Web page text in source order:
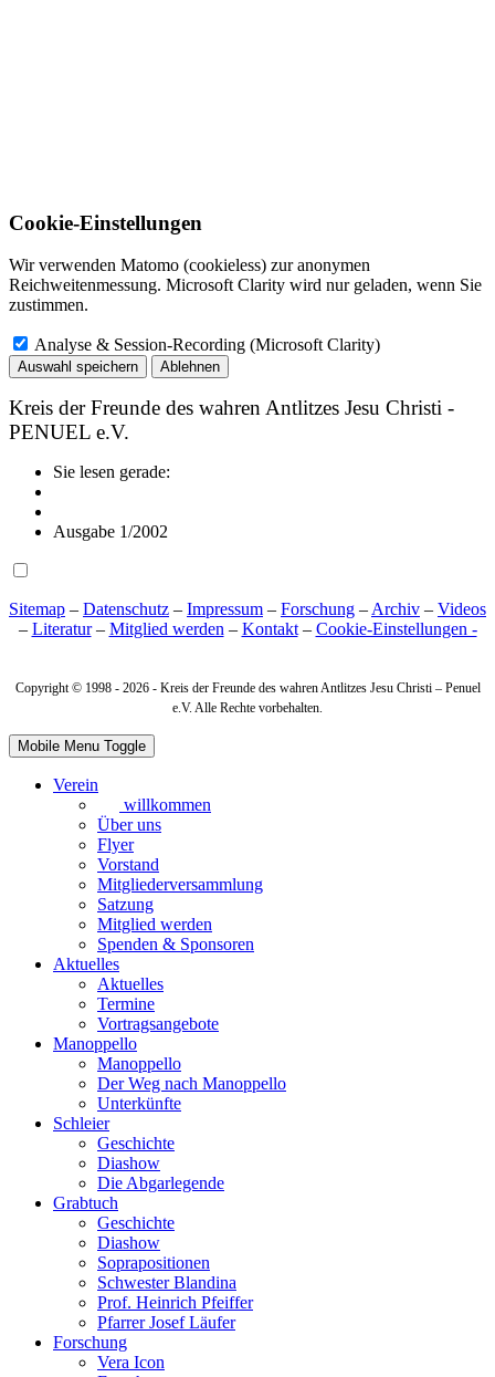
Cookie-Einstellungen
Wir verwenden Matomo (cookieless) zur anonymen
Reichweitenmessung. Microsoft Clarity wird nur geladen, wenn Sie
zustimmen.
Analyse & Session-Recording (Microsoft Clarity)
Auswahl speichern Ablehnen
Kreis der Freunde des wahren Antlitzes Jesu Christi -
PENUEL e.V.
Sie lesen gerade:
Ausgabe 1/2002
Sitemap – Datenschutz – Impressum – Forschung – Archiv – Videos
– Literatur– Mitglied werden – Kontakt– Cookie‑Einstellungen -
Copyright © 1998 - 2026 - Kreis der Freunde des wahren Antlitzes Jesu Christi – Penuel
e.V. Alle Rechte vorbehalten.
Mobile Menu Toggle
Verein
willkommen
Über uns
Flyer
Vorstand
Mitgliederversammlung
Satzung
Mitglied werden
Spenden & Sponsoren
Aktuelles
Aktuelles
Termine
Vortragsangebote
Manoppello
Manoppello
Der Weg nach Manoppello
Unterkünfte
Schleier
Geschichte
Diashow
Die Abgarlegende
Grabtuch
Geschichte
Diashow
Soprapositionen
Schwester Blandina
Prof. Heinrich Pfeiffer
Pfarrer Josef Läufer
Forschung
Vera Icon